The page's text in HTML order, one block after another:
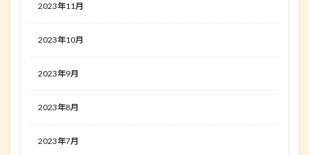
2023年11月
2023年10月
2023年9月
2023年8月
2023年7月